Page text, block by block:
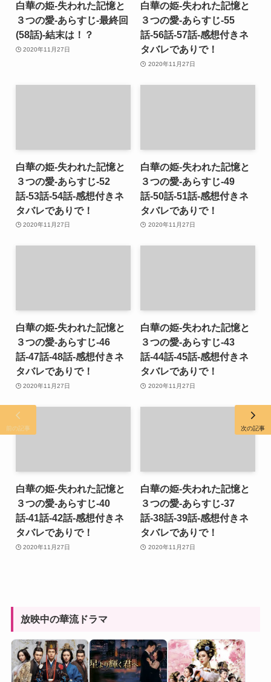
白華の姫-失われた記憶と
３つの愛-あらすじ-最終回
(58話)-結末は！？
2020年11月27日
白華の姫-失われた記憶と
３つの愛-あらすじ-55
話-56話-57話-感想付きネ
タバレでありで！
2020年11月27日
白華の姫-失われた記憶と
３つの愛-あらすじ-52
話-53話-54話-感想付きネ
タバレでありで！
2020年11月27日
白華の姫-失われた記憶と
３つの愛-あらすじ-49
話-50話-51話-感想付きネ
タバレでありで！
2020年11月27日
白華の姫-失われた記憶と
３つの愛-あらすじ-46
話-47話-48話-感想付きネ
タバレでありで！
2020年11月27日
白華の姫-失われた記憶と
３つの愛-あらすじ-43
話-44話-45話-感想付きネ
タバレでありで！
2020年11月27日
白華の姫-失われた記憶と
３つの愛-あらすじ-40
話-41話-42話-感想付きネ
タバレでありで！
2020年11月27日
白華の姫-失われた記憶と
３つの愛-あらすじ-37
話-38話-39話-感想付きネ
タバレでありで！
2020年11月27日
放映中の華流ドラマ
前の記事 次の記事